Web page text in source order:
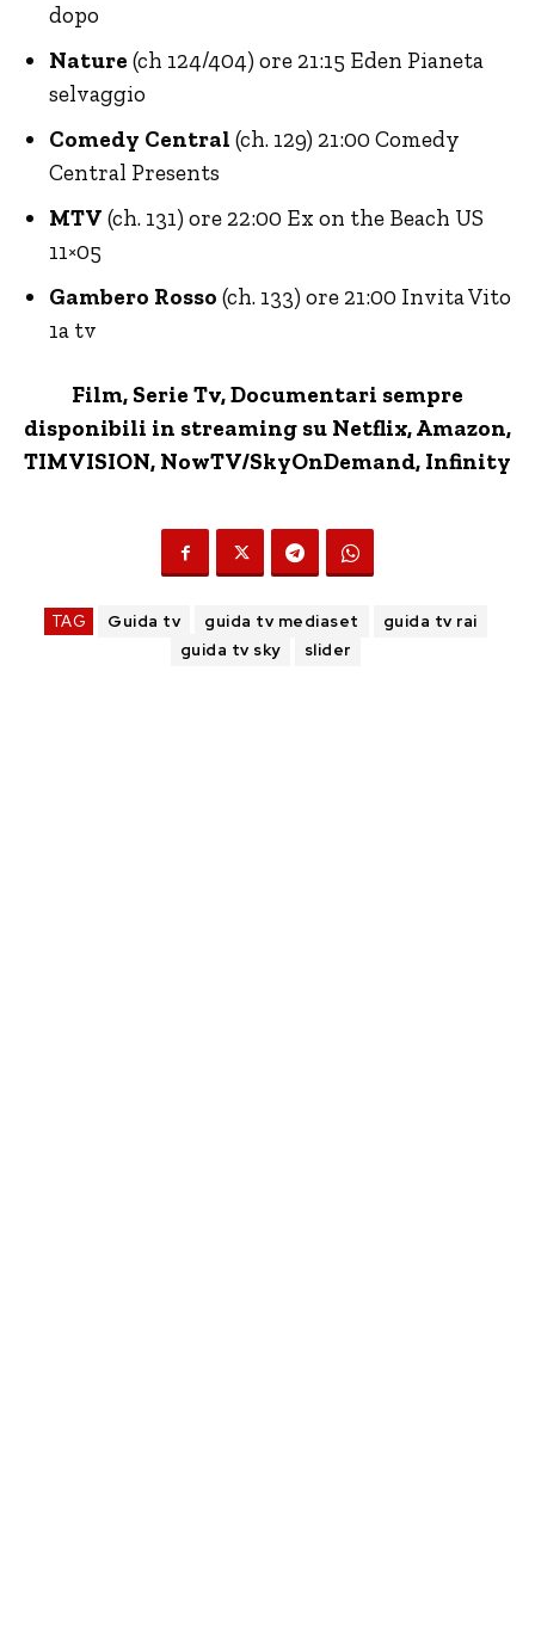
dopo
Nature (ch 124/404) ore 21:15 Eden Pianeta
selvaggio
Comedy Central (ch. 129) 21:00 Comedy
Central Presents
MTV (ch. 131) ore 22:00 Ex on the Beach US
11×05
Gambero Rosso (ch. 133) ore 21:00 Invita Vito
1a tv
Film, Serie Tv, Documentari sempre
disponibili in streaming su Netflix,Amazon,
TIMVISION, NowTV/SkyOnDemand, Infinity
TAG Guida tv guida tv mediaset
guida tv rai
guida tv sky
slider